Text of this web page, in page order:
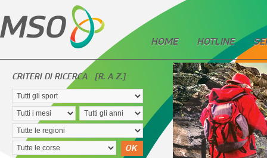
HOME HOTLINE
CRITERI DI RICERCA [R. A Z.]
OK